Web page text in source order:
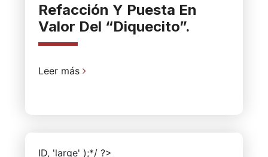
Refacción Y Puesta En
Valor Del “Diquecito”.
Leer más
ID, 'large' );*/ ?>